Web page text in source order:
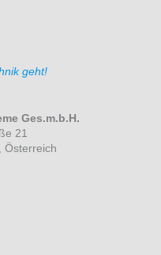
geht!
Ges.m.b.H.
21
Österreich